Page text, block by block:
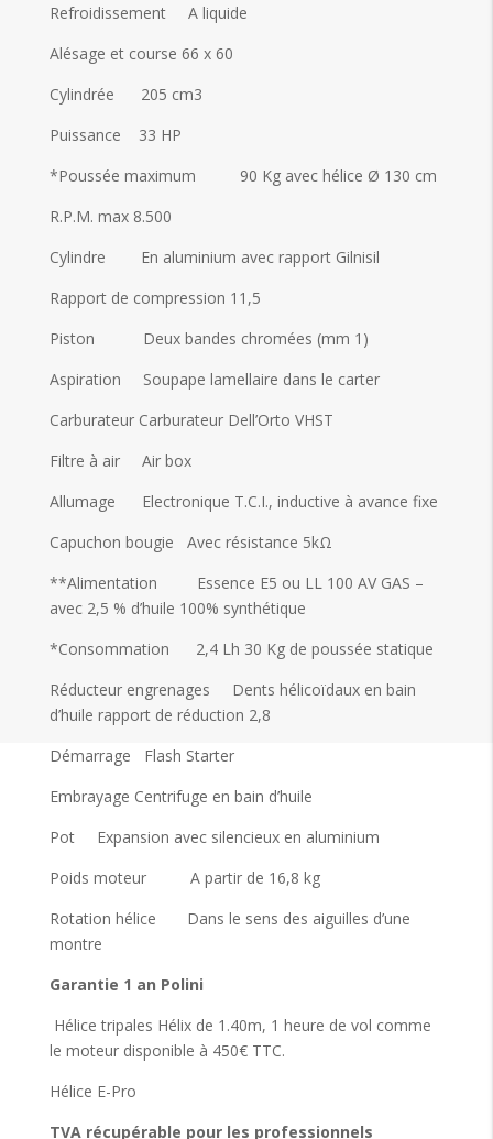
Refroidissement A liquide
Alésage et course 66 x 60
Cylindrée 205 cm3
Puissance 33 HP
*Poussée maximum 90 Kg avec hélice Ø 130 cm
R.P.M. max 8.500
Cylindre En aluminium avec rapport Gilnisil
Rapport de compression 11,5
Piston Deux bandes chromées (mm 1)
Aspiration Soupape lamellaire dans le carter
Carburateur Carburateur Dell’Orto VHST
Filtre à air Air box
Allumage Electronique T.C.I., inductive à avance fixe
Capuchon bougie Avec résistance 5kΩ
**Alimentation Essence E5 ou LL 100 AV GAS –
avec 2,5 % d’huile 100% synthétique
*Consommation 2,4 Lh 30 Kg de poussée statique
Réducteur engrenages Dents hélicoïdaux en bain
d’huile rapport de réduction 2,8
Démarrage Flash Starter
Embrayage Centrifuge en bain d’huile
Pot Expansion avec silencieux en aluminium
Poids moteur A partir de 16,8 kg
Rotation hélice Dans le sens des aiguilles d’une
montre
Garantie 1 an Polini
Hélice tripales Hélix de 1.40m, 1 heure de vol comme
le moteur disponible à 450€ TTC.
Hélice E-Pro
TVA récupérable pour les professionnels